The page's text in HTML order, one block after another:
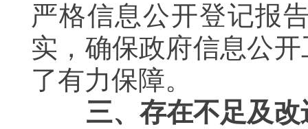
严格信息公开登记报
实，确保政府信息公
了有力保障。
三、存在不足及改